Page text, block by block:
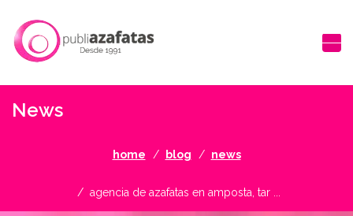
News
home blog news
agencia de azafatas en amposta, tar ...